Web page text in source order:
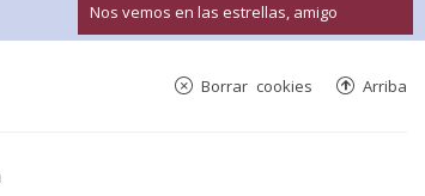
Nos vemos en las estrellas, amigo
Arriba
Borrar cookies